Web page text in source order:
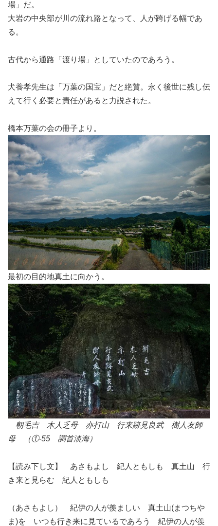
場」だ。
大岩の中央部が川の流れ路となって、人が跨げる幅であ
る。
古代から通路「渡り場」としていたのであろう。
犬養孝先生は「万葉の国宝」だと絶賛。永く後世に残し伝
えて行く必要と責任があると力説された。
橋本万葉の会の冊子より。
最初の目的地真土に向かう。
朝毛吉 木人乏母 亦打山 行来跡見良武 樹人友師
母 （①-55 調首淡海）
【読み下し文】 あさもよし 紀人ともしも 真土山 行
き来と見らむ 紀人ともしも
（あさもよし） 紀伊の人が羨ましい 真土山(まつちや
ま)を いつも行き来に見ているであろう 紀伊の人が羨